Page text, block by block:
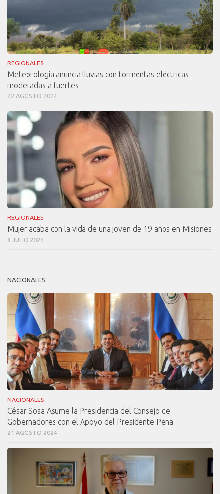
REGIONALES
Meteorología anuncia lluvias con tormentas eléctricas
moderadas a fuertes
22 AGOSTO 2024
REGIONALES
Mujer acaba con la vida de una joven de 19 años en Misiones
8 JULIO 2024
NACIONALES
NACIONALES
César Sosa Asume la Presidencia del Consejo de
Gobernadores con el Apoyo del Presidente Peña
21 AGOSTO 2024